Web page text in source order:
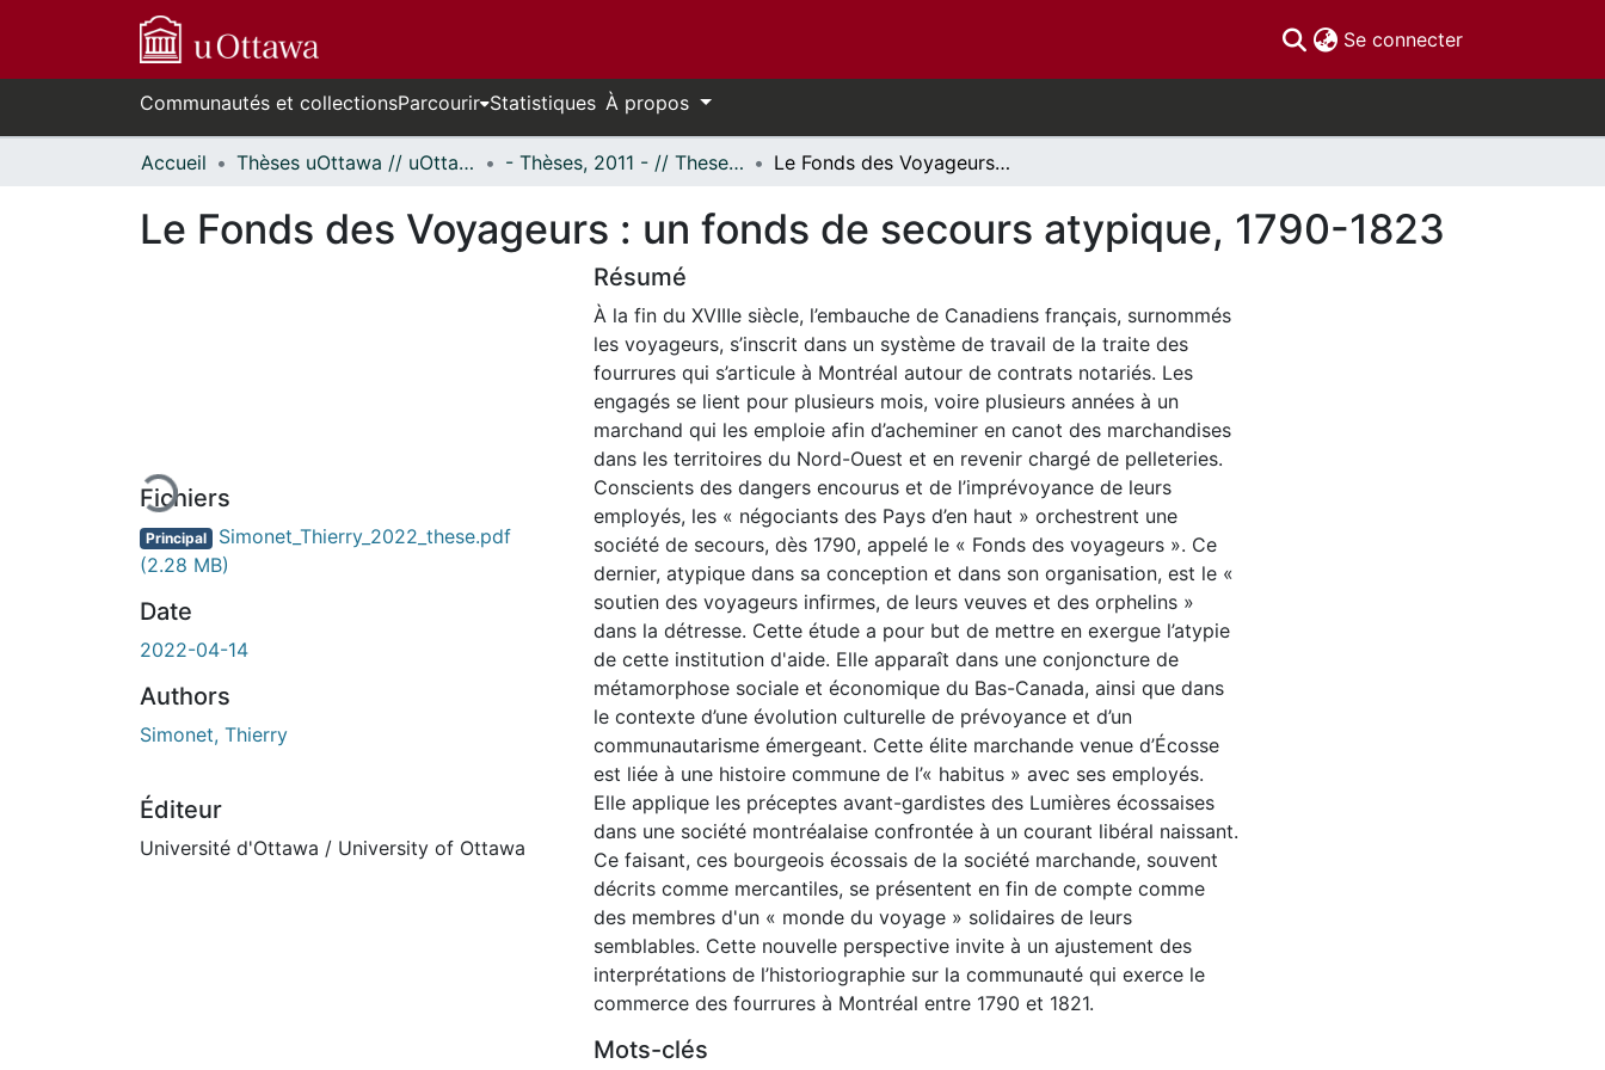
Se connecter(current)
Communautés et collectionsParcourir Statistiques À propos
Accueil Thèses uOttawa // uOttawa Theses - Thèses, 2011 - // Theses, 2011 - Le Fonds des Voyageurs : un fonds de secours atypique, 1790-1823
Le Fonds des Voyageurs : un fonds de secours atypique, 1790-1823
Fichiers
Principal Simonet_Thierry_2022_these.pdf
(2.28 MB)
Date
2022-04-14
Authors
Simonet, Thierry
Éditeur
Université d'Ottawa / University of Ottawa
Résumé
À la fin du XVIIIe siècle, l’embauche de Canadiens français, surnommés
les voyageurs, s’inscrit dans un système de travail de la traite des
fourrures qui s’articule à Montréal autour de contrats notariés. Les
engagés se lient pour plusieurs mois, voire plusieurs années à un
marchand qui les emploie afin d’acheminer en canot des marchandises
dans les territoires du Nord-Ouest et en revenir chargé de pelleteries.
Conscients des dangers encourus et de l’imprévoyance de leurs
employés, les « négociants des Pays d’en haut » orchestrent une
société de secours, dès 1790, appelé le « Fonds des voyageurs ». Ce
dernier, atypique dans sa conception et dans son organisation, est le «
soutien des voyageurs infirmes, de leurs veuves et des orphelins »
dans la détresse. Cette étude a pour but de mettre en exergue l’atypie
de cette institution d'aide. Elle apparaît dans une conjoncture de
métamorphose sociale et économique du Bas-Canada, ainsi que dans
le contexte d’une évolution culturelle de prévoyance et d’un
communautarisme émergeant. Cette élite marchande venue d’Écosse
est liée à une histoire commune de l’« habitus » avec ses employés.
Elle applique les préceptes avant-gardistes des Lumières écossaises
dans une société montréalaise confrontée à un courant libéral naissant.
Ce faisant, ces bourgeois écossais de la société marchande, souvent
décrits comme mercantiles, se présentent en fin de compte comme
des membres d'un « monde du voyage » solidaires de leurs
semblables. Cette nouvelle perspective invite à un ajustement des
interprétations de l’historiographie sur la communauté qui exerce le
commerce des fourrures à Montréal entre 1790 et 1821.
Mots-clés